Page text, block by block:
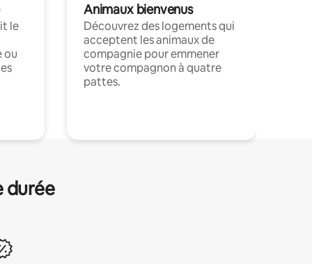
le
ou
Animaux bienvenus
Découvrez des logements qui
acceptent les animaux de
compagnie pour emmener
votre compagnon à quatre
pattes.
durée